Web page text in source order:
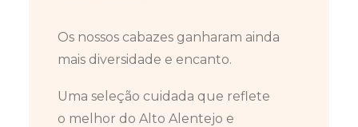
Os nossos cabazes ganharam ainda
mais diversidade e encanto.
Uma seleção cuidada que reflete
o melhor do Alto Alentejo e